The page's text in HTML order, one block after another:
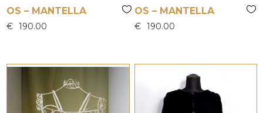
OS – MANTELLA
€ 190.00
OS – MANTELLA
€ 190.00